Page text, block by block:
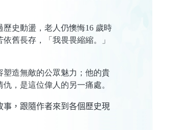
史動盪，老人仍懊悔16 歲時
舊長存，「我畏畏縮縮。」
造無敵的公眾魅力；他的貴
，是這位偉人的另一痛處。
，跟隨作者來到各個歷史現